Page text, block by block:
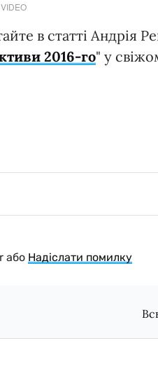
в статті Андрія
2016-го" у
або Надіслати помилку